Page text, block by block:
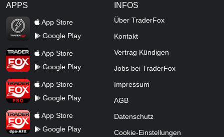
APPS
TraderFox Flash
App Store
Google Play
TraderFox AppApp Store
Google Play
TraderFox ProApp Store
Google Play
TraderFox dpa-AFX ProFeed
App Store
Google Play
INFOS
Über TraderFox
Kontakt
Vertrag Kündigen
Jobs bei TraderFox
Impressum
AGB
Datenschutz
Cookie-Einstellungen